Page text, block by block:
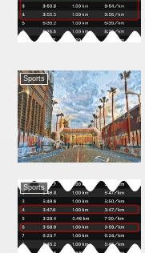
Sports
Sports